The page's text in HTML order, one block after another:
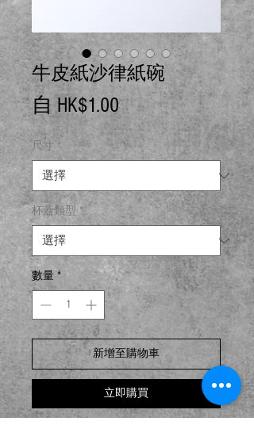
牛皮紙沙律紙碗
自HK$1.00促
銷
價
格
尺寸 *
杯蓋類型 *
數量 *
新增至購物車
立即購買